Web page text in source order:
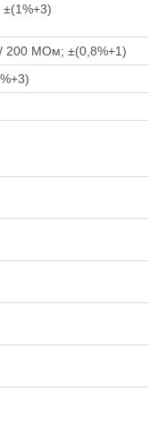
МОм; ±(0,8%+1)